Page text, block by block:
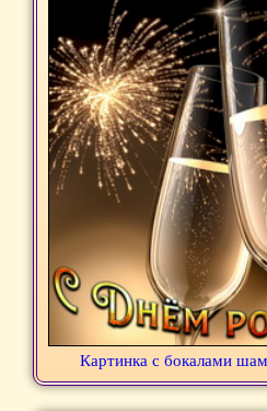
Картинка с бокалами